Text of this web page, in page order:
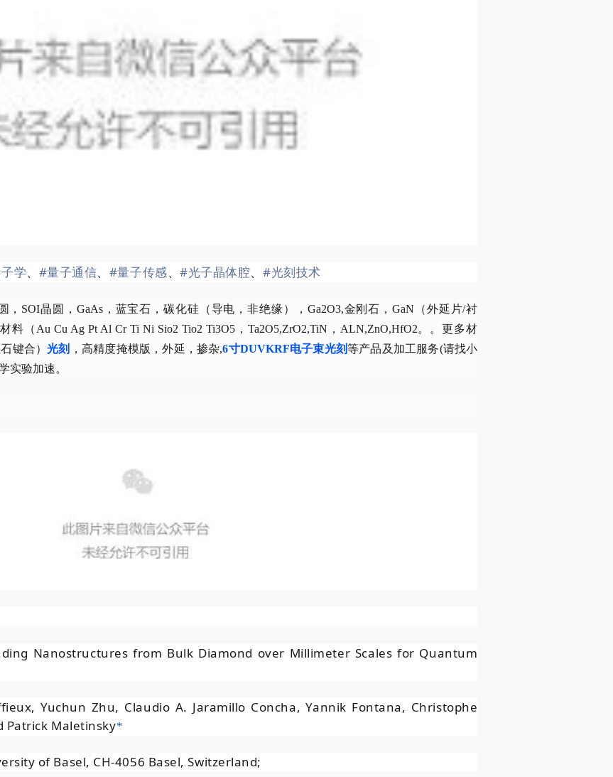
学、 #量子通信、 #量子传感、#光子晶体腔、 #光刻技术
SOI晶圆，GaAs，蓝宝石，碳化硅（导电，非绝缘），Ga2O3,金刚石，GaN（外延片/衬
料（Au Cu Ag Pt Al Cr Ti Ni Sio2 Tio2 Ti3O5，Ta2O5,ZrO2,TiN，ALN,ZnO,HfO2。。更多材
键合）光刻 ，高精度掩模版，外延，掺杂,6寸DUVKRF电子束光刻等产品及加工服务(请找小
实验加速。
Nanostructures from Bulk Diamond over Millimeter Scales for Quantum
Yuchun Zhu, Claudio A. Jaramillo Concha, Yannik Fontana, Christophe
Patrick Maletinsky*
of Basel, CH-4056 Basel, Switzerland;